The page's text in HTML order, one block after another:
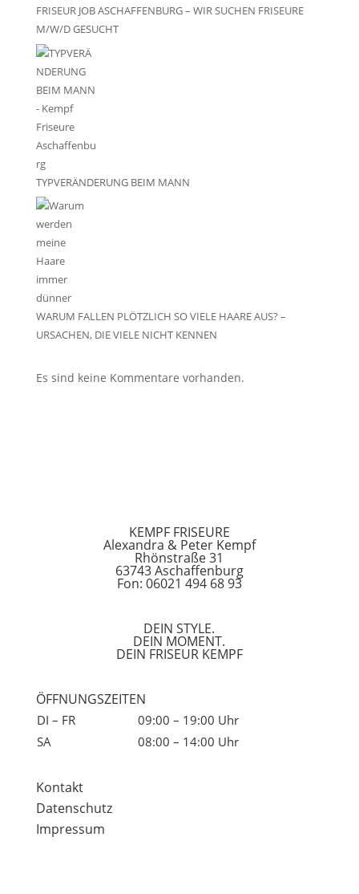
FRISEUR JOB ASCHAFFENBURG – WIR SUCHEN FRISEURE
M/W/D GESUCHT
TYPVERÄNDERUNG BEIM MANN
WARUM FALLEN PLÖTZLICH SO VIELE HAARE AUS? –
URSACHEN, DIE VIELE NICHT KENNEN
Es sind keine Kommentare vorhanden.
KEMPF FRISEURE
Alexandra & Peter Kempf
Rhönstraße 31
63743 Aschaffenburg
Fon: 06021 494 68 93
DEIN STYLE.
DEIN MOMENT.
DEIN FRISEUR KEMPF
ÖFFNUNGSZEITEN
DI – FR
09:00 – 19:00 Uhr
SA
08:00 – 14:00 Uhr
Kontakt
Datenschutz
Impressum